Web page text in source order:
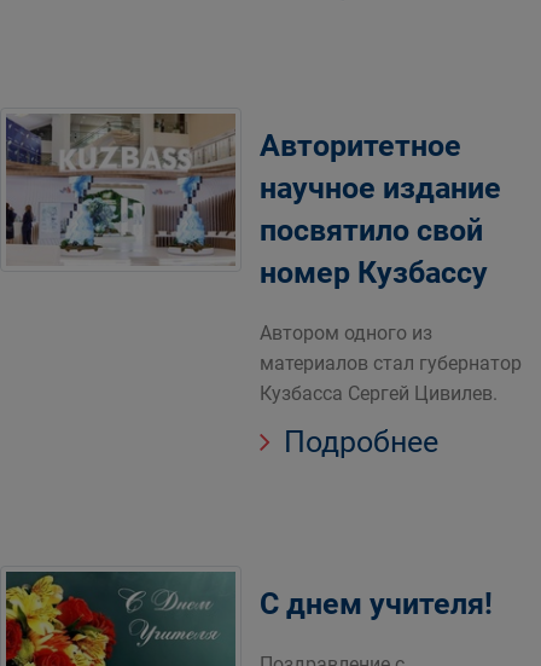
Авторитетное
научное издание
посвятило свой
номер Кузбассу
Автором одного из
материалов стал губернатор
Кузбасса Сергей Цивилев.
Подробнее
С днем учителя!